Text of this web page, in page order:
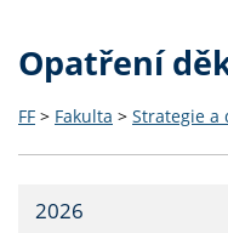
Opatření
FF > Fakulta > Strategie a
2026